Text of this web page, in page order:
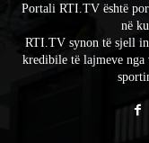
Portali RTI.TV është
në
RTI.TV synon të sjell
kredibile të lajmeve nga